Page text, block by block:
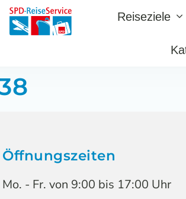
Reiseziele
Öffnungszeiten
Mo. - Fr. von 9:00 bis 17:00 Uhr